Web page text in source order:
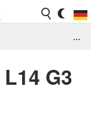
Jobs
...
G3